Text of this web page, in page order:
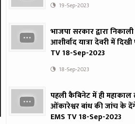
19-Sep-2023
भाजपा सरकार द्वारा
आशीर्वाद यात्रा देवरी में
TV 18-Sep-2023
18-Sep-2023
पहली कैबिनेट में ही
ओंकारेश्वर बांध की जांच के
EMS TV 18-Sep-2023